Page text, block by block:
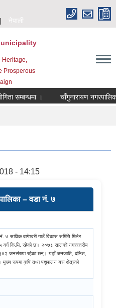
नेपाली
Heritage,
Prosperous
सम्बन्धमा । चाँगुनारायण
- 14:15
– वडा नं. ७
७ साविक बागेश्वरी गाउँ विकास समिति मिलेर
कि.मि. रहेको छ। २०७८ सालको नगरस्तरीय
जनसंख्या रहेका छन्। यहाँ जनजाति, दलित,
मुख्य रूपमा कृषि तथा पशुपालन यस क्षेत्रको